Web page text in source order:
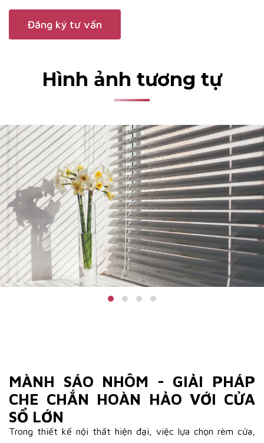
Đăng ký tư vấn
Hình ảnh tương tự
MÀNH SÁO NHÔM - GIẢI PHÁP
CHE CHẮN HOÀN HẢO VỚI CỬA
SỔ LỚN
Trong thiết kế nội thất hiện đại, việc lựa chọn rèm cửa,